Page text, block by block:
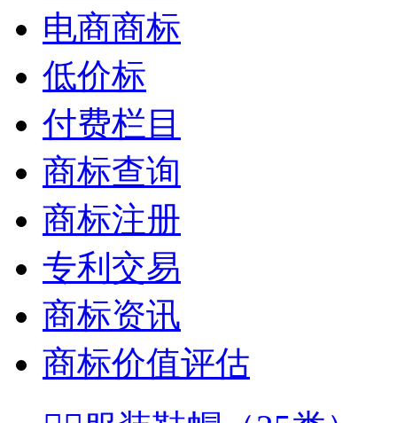
电商商标
低价标
付费栏目
商标查询
商标注册
专利交易
商标资讯
商标价值评估